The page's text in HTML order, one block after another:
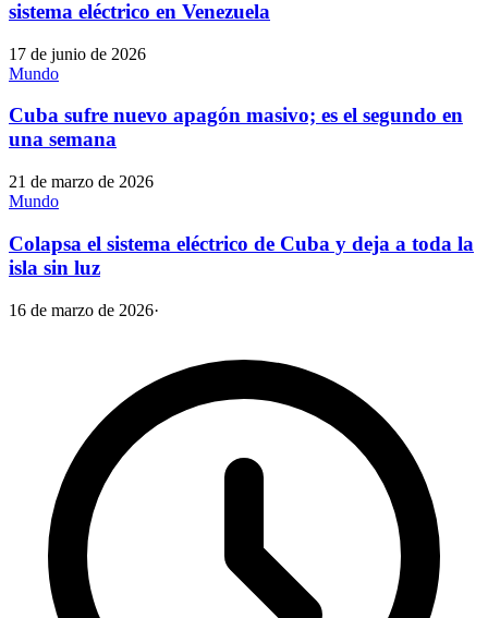
sistema eléctrico en Venezuela
17 de junio de 2026
Mundo
Cuba sufre nuevo apagón masivo; es el segundo en
una semana
21 de marzo de 2026
Mundo
Colapsa el sistema eléctrico de Cuba y deja a toda la
isla sin luz
16 de marzo de 2026·